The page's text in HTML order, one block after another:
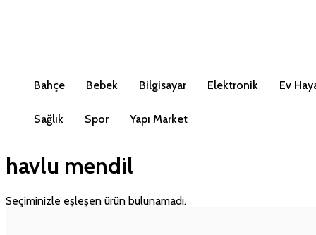
Bahçe Bebek Bilgisayar Elektronik Ev
Sağlık Spor Yapı Market
havlu mendil
Seçiminizle eşleşen ürün bulunamadı.